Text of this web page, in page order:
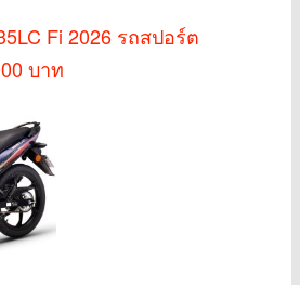
Fi 2026 รถสปอร์ต
บาท